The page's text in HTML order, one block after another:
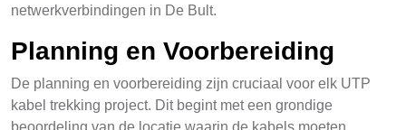
netwerkverbindingen in De Bult.
Planning en Voorbereiding
De planning en voorbereiding zijn cruciaal voor elk UTP
kabel trekking project. Dit begint met een grondige
beoordeling van de locatie waarin de kabels moeten